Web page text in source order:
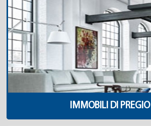
IMMOBILI DI PREGIO